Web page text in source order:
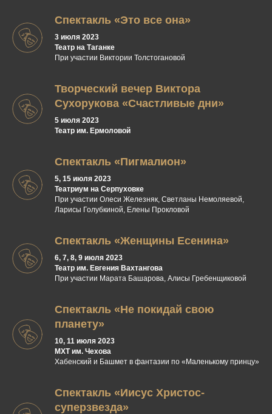
Спектакль «Это все она»
3 июля 2023
Театр на Таганке
При участии Виктории Толстогановой
Творческий вечер Виктора
Сухорукова «Счастливые дни»
5 июля 2023
Театр им. Ермоловой
Спектакль «Пигмалион»
5, 15 июля 2023
Театриум на Серпуховке
При участии Олеси Железняк, Светланы Немоляевой,
Ларисы Голубкиной, Елены Прокловой
Спектакль «Женщины Есенина»
6, 7, 8, 9 июля 2023
Театр им. Евгения Вахтангова
При участии Марата Башарова, Алисы Гребенщиковой
Спектакль «Не покидай свою
планету»
10, 11 июля 2023
МХТ им. Чехова
Хабенский и Башмет в фантазии по «Маленькому принцу»
Спектакль «Иисус Христос-
суперзвезда»